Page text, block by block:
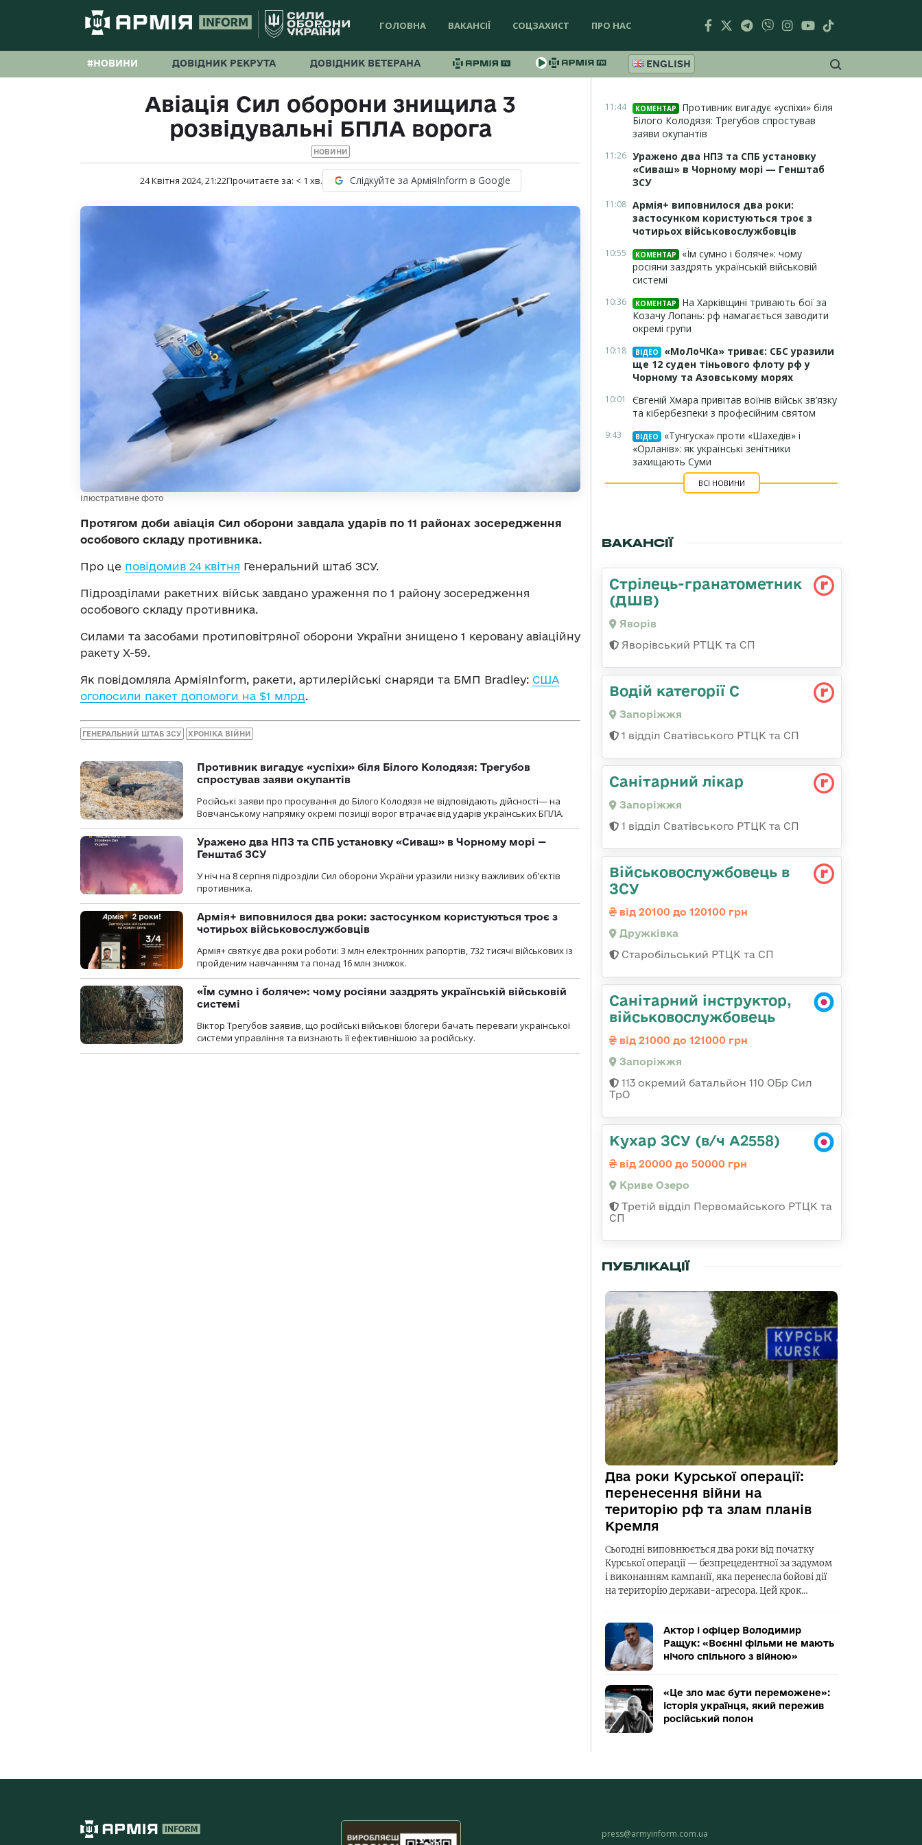
ГОЛОВНА ВАКАНСІЇ СОЦЗАХИСТ ПРО НАС
#НОВИНИ ДОВІДНИК РЕКРУТА ДОВІДНИК ВЕТЕРАНА ENGLISH
Авіація Сил оборони знищила 3
розвідувальні БПЛА ворога
НОВИНИ
24 Квітня 2024, 21:22Прочитаєте за: < 1 хв. Слідкуйте за АрміяInform в Google
Ілюстративне фото
Протягом доби авіація Сил оборони завдала ударів по 11 районах зосередження
особового складу противника.
Про це повідомив 24 квітня Генеральний штаб ЗСУ.
Підрозділами ракетних військ завдано ураження по 1 району зосередження
особового складу противника.
Силами та засобами протиповітряної оборони України знищено 1 керовану авіаційну
ракету Х-59.
Як повідомляла АрміяInform, ракети, артилерійські снаряди та БМП Bradley: США
оголосили пакет допомоги на $1 млрд.
ГЕНЕРАЛЬНИЙ ШТАБ ЗСУ ХРОНІКА ВІЙНИ
Противник вигадує «успіхи» біля Білого Колодязя: Трегубов
спростував заяви окупантів
Російські заяви про просування до Білого Колодязя не відповідають дійсності— на
Вовчанському напрямку окремі позиції ворог втрачає від ударів українських БПЛА.
Уражено два НПЗ та СПБ установку «Сиваш» в Чорному морі —
Генштаб ЗСУ
У ніч на 8 серпня підрозділи Сил оборони України уразили низку важливих об’єктів
противника.
Армія+ виповнилося два роки: застосунком користуються троє з
чотирьох військовослужбовців
Армія+ святкує два роки роботи: 3 млн електронних рапортів, 732 тисячі військових із
пройденим навчанням та понад 16 млн знижок.
«Їм сумно і боляче»: чому росіяни заздрять українській військовій
системі
Віктор Трегубов заявив, що російські військові блогери бачать переваги української
системи управління та визнають її ефективнішою за російську.
11:44 КОМЕНТАР
Противник вигадує «успіхи» біля
Білого Колодязя: Трегубов спростував
заяви окупантів
11:26 Уражено два НПЗ та СПБ установку
«Сиваш» в Чорному морі — Генштаб
ЗСУ
11:08 Армія+ виповнилося два роки:
застосунком користуються троє з
чотирьох військовослужбовців
10:55 КОМЕНТАР
«Їм сумно і боляче»: чому
росіяни заздрять українській військовій
системі
10:36 КОМЕНТАР
На Харківщині тривають бої за
Козачу Лопань: рф намагається заводити
окремі групи
10:18 ВІДЕО
«МоЛоЧКа» триває: СБС уразили
ще 12 суден тіньового флоту рф у
Чорному та Азовському морях
10:01
Євгеній Хмара привітав воїнів військ зв’язку
та кібербезпеки з професійним святом
9:43 ВІДЕО
«Тунгуска» проти «Шахедів» і
«Орланів»: як українські зенітники
захищають Суми
ВСІ НОВИНИ
ВАКАНСІЇ
Стрілець-гранатометник
(ДШВ)
Яворів
Яворівський РТЦК та СП
Водій категорії С
Запоріжжя
1 відділ Сватівського РТЦК та СП
Санітарний лікар
Запоріжжя
1 відділ Сватівського РТЦК та СП
Військовослужбовець в
ЗСУ
від 20100 до 120100 грн
Дружківка
Старобільський РТЦК та СП
Санітарний інструктор,
військовослужбовець
від 21000 до 121000 грн
Запоріжжя
113 окремий батальйон 110 ОБр Сил
ТрО
Кухар ЗСУ (в/ч А2558)
від 20000 до 50000 грн
Криве Озеро
Третій відділ Первомайського РТЦК та
СП
ПУБЛІКАЦІЇ
Два роки Курської операції:
перенесення війни на
територію рф та злам планів
Кремля
Сьогодні виповнюється два роки від початку
Курської операції — безпрецедентної за задумом
і виконанням кампанії, яка перенесла бойові дії
на територію держави-агресора. Цей крок…
Актор і офіцер Володимир
Ращук: «Воєнні фільми не мають
нічого спільного з війною»
«Це зло має бути переможене»:
історія українця, який пережив
російський полон
press@armyinform.com.ua